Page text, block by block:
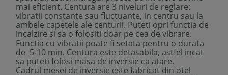
mai eficient. Centura are 3 niveluri de reglare:
vibratii constante sau fluctuante, in centru sau la
ambele capetele ale centurii. Puteti opri functia de
incalzire si sa o folositi doar pe cea de vibrare.
Functia cu vibratii poate fi setata pentru o durata
de 5-10 min. Centura este detasabila, astfel incat
sa puteti folosi masa de inversie ca atare.
Cadrul mesei de inversie este fabricat din otel